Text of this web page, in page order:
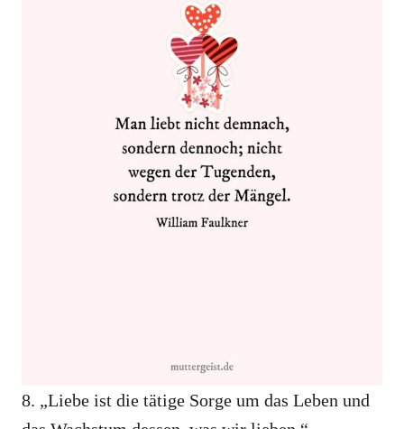
​​8. „Liebe ist die tätige Sorge um das Leben und